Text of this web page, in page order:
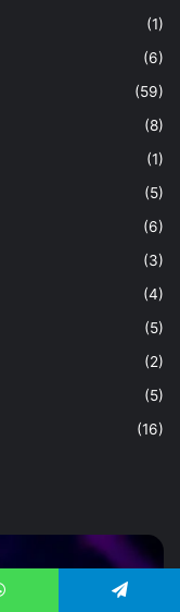
(1)
(6)
(59)
(8)
(1)
(5)
(6)
(3)
(4)
(5)
(2)
(5)
(16)